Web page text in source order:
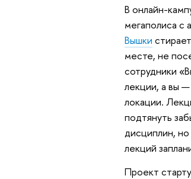
В онлайн-
мегаполиса с
Вышки
месте, не
сотрудники
лекции, а вы
локации.
подтянуть
дисциплин,
лекций
Проект